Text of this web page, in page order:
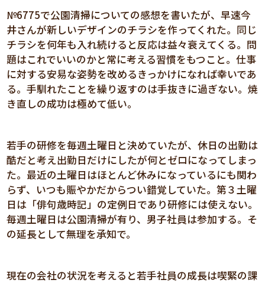
№6775で公園清掃についての感想を書いたが、早速今
井さんが新しいデザインのチラシを作ってくれた。同じ
チラシを何年も入れ続けると反応は益々衰えてくる。問
題はこれでいいのかと常に考える習慣をもつこと。仕事
に対する安易な姿勢を改めるきっかけになれば幸いであ
る。手馴れたことを繰り返すのは手抜きに過ぎない。焼
き直しの成功は極めて低い。
若手の研修を毎週土曜日と決めていたが、休日の出勤は
酷だと考え出勤日だけにしたが何とゼロになってしまっ
た。最近の土曜日はほとんど休みになっているにも関わ
らず、いつも賑やかだからつい錯覚していた。第３土曜
日は「俳句歳時記」の定例日であり研修には使えない。
毎週土曜日は公園清掃が有り、男子社員は参加する。そ
の延長として無理を承知で。
現在の会社の状況を考えると若手社員の成長は喫緊の課